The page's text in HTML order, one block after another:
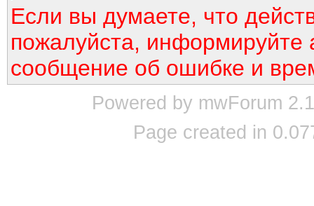
Если вы думаете, что
пожалуйста, информируйте
сообщение об ошибке и
Powered by mwForum
Page created in